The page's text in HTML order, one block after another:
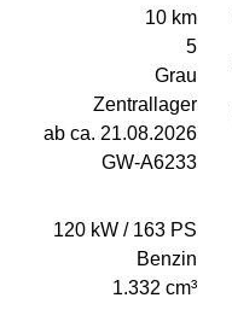
10 km
5
Grau
Zentrallager
ab ca. 21.08.2026
GW-A6233
120 kW / 163 PS
Benzin
1.332 cm³